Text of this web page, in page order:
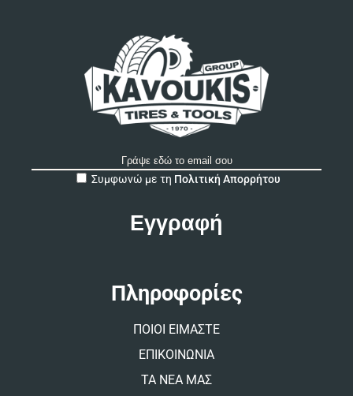
Συμφωνώ με τη Πολιτική Απορρήτου
Πληροφορίες
ΠΟΙΟΙ ΕΙΜΑΣΤΕ
ΕΠΙΚΟΙΝΩΝΙΑ
ΤΑ ΝΕΑ ΜΑΣ